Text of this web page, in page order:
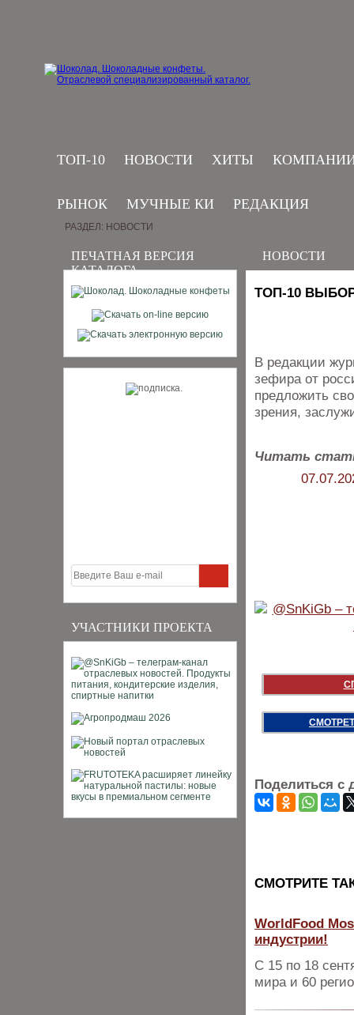
ТОП-10 НОВОСТИ ХИТЫ
РЫНОК МУЧНЫЕ КИ РЕДАКЦИЯ
ПЕЧАТНАЯ ВЕРСИЯ
КАТАЛОГА
УЧАСТНИКИ ПРОЕКТА
РАЗДЕЛ: НОВОСТИ
НОВОСТИ
ТОП-10
В редакции
зефира от
предложить
зрения,
Читать
Поделиться с
CМОТРИТЕ
WorldFood
индустрии!
С 15 по 18
мира и 60